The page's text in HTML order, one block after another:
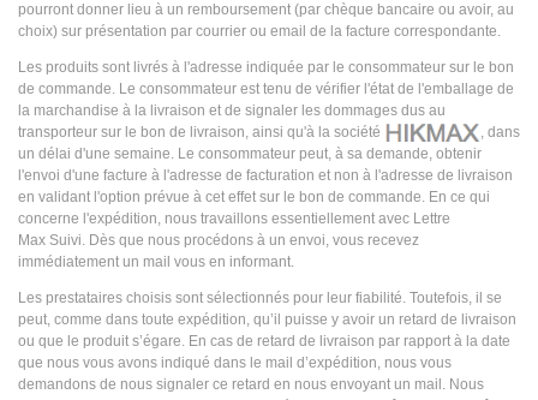
pourront donner lieu à un remboursement (par chèque bancaire ou avoir, au
choix) sur présentation par courrier ou email de la facture correspondante.
Les produits sont livrés à l'adresse indiquée par le consommateur sur le bon
de commande. Le consommateur est tenu de vérifier l'état de l'emballage de
la marchandise à la livraison et de signaler les dommages dus au
transporteur sur le bon de livraison, ainsi qu'à la société
, dans
un délai d'une semaine. Le consommateur peut, à sa demande, obtenir
l'envoi d'une facture à l'adresse de facturation et non à l'adresse de livraison
en validant l'option prévue à cet effet sur le bon de commande. En ce qui
concerne l'expédition, nous travaillons essentiellement avec Lettre
Max Suivi. Dès que nous procédons à un envoi, vous recevez
immédiatement un mail vous en informant.
Les prestataires choisis sont sélectionnés pour leur fiabilité. Toutefois, il se
peut, comme dans toute expédition, qu’il puisse y avoir un retard de livraison
ou que le produit s’égare. En cas de retard de livraison par rapport à la date
que nous vous avons indiqué dans le mail d’expédition, nous vous
demandons de nous signaler ce retard en nous envoyant un mail. Nous